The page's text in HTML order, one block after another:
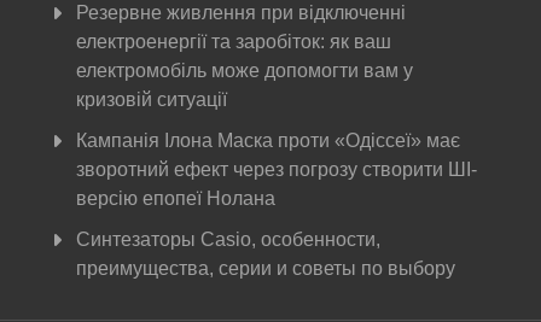
Резервне живлення при відключенні
електроенергії та заробіток: як ваш
електромобіль може допомогти вам у
кризовій ситуації
Кампанія Ілона Маска проти «Одіссеї» має
зворотний ефект через погрозу створити ШІ-
версію епопеї Нолана
Синтезаторы Casio, особенности,
преимущества, серии и советы по выбору